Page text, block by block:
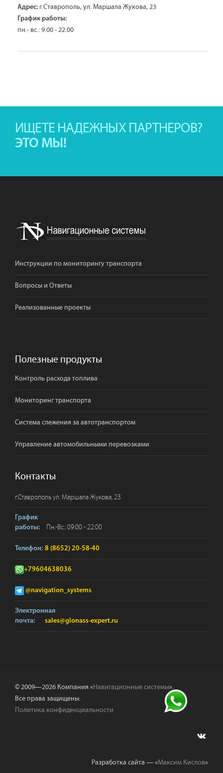
Адрес: г.Ставрополь, ул. Маршала Жукова, 23
График работы:
пн.- вс.: 9.00 - 22.00
ИЩЕТЕ НАДЕЖНЫХ ПАРТНЕРОВ?
ЭТО МЫ!
Инструкции по мониторингу транспорта
Вопросы и Ответы
Реализованные проекты
Полезные продукты
Контроль расхода топлива
Мониторинг транспорта
Система слежения за автотранспортом
Управление автомобильными перевозками
Контакты
г.Ставропольул. Маршала Жукова, 23
График
работы:
Пн.-Вс.: 09:00 - 22:00
Телефон: 8 (8652) 20-58-40
+79604638036
@navigation_systems
Электронная
почта:
sales@glonass-expert.ru
© 2009—2026 Компания «Навигационные системы».
Все права защищены.
Политика конфиденциальности
Разработка сайта — «Максим Кислов»